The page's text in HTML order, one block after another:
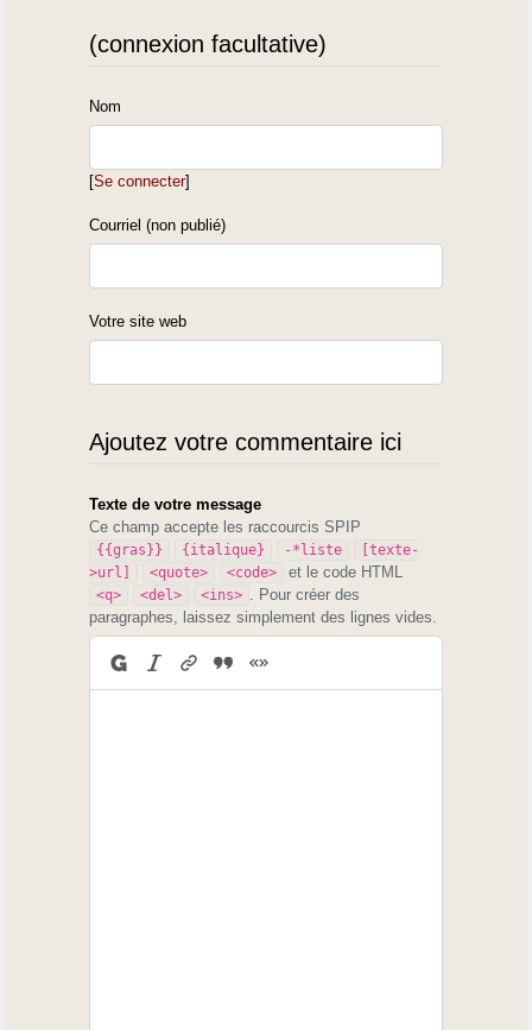
(connexion facultative)
Nom
[Se connecter]
Courriel (non publié)
Votre site web
Ajoutez votre commentaire ici
Texte de votre message
Ce champ accepte les raccourcis SPIP
{{gras}} {italique} -*liste
[texte-
>url]
<quote> <code> et le code HTML
<q> <del> <ins>
. Pour créer des
paragraphes, laissez simplement des lignes vides.